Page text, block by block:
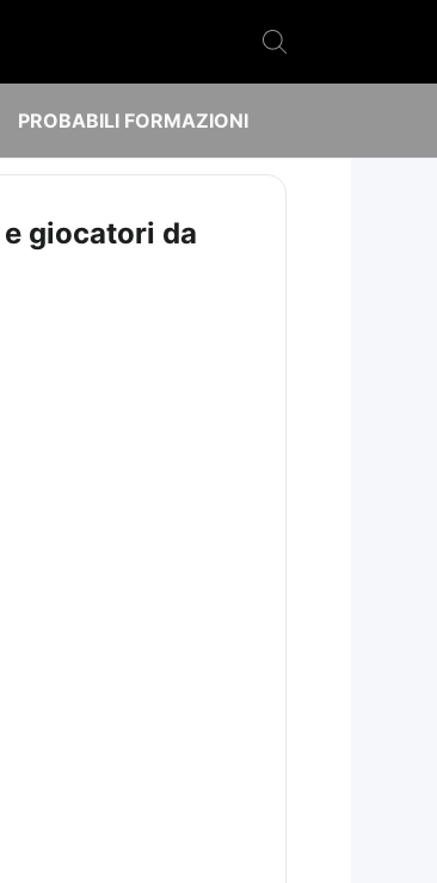
PROBABILI FORMAZIONI
giocatori da